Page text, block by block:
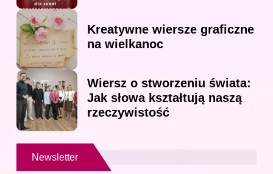
Kreatywne wiersze graficzne
na wielkanoc
Wiersz o stworzeniu świata:
Jak słowa kształtują naszą
rzeczywistość
Newsletter